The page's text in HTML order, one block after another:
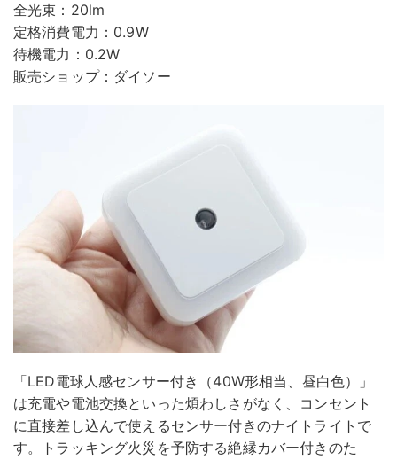
全光束：20lm
定格消費電力：0.9W
待機電力：0.2W
販売ショップ：ダイソー
「LED電球人感センサー付き（40W形相当、昼白色）」
は充電や電池交換といった煩わしさがなく、コンセント
に直接差し込んで使えるセンサー付きのナイトライトで
す。トラッキング火災を予防する絶縁カバー付きのた